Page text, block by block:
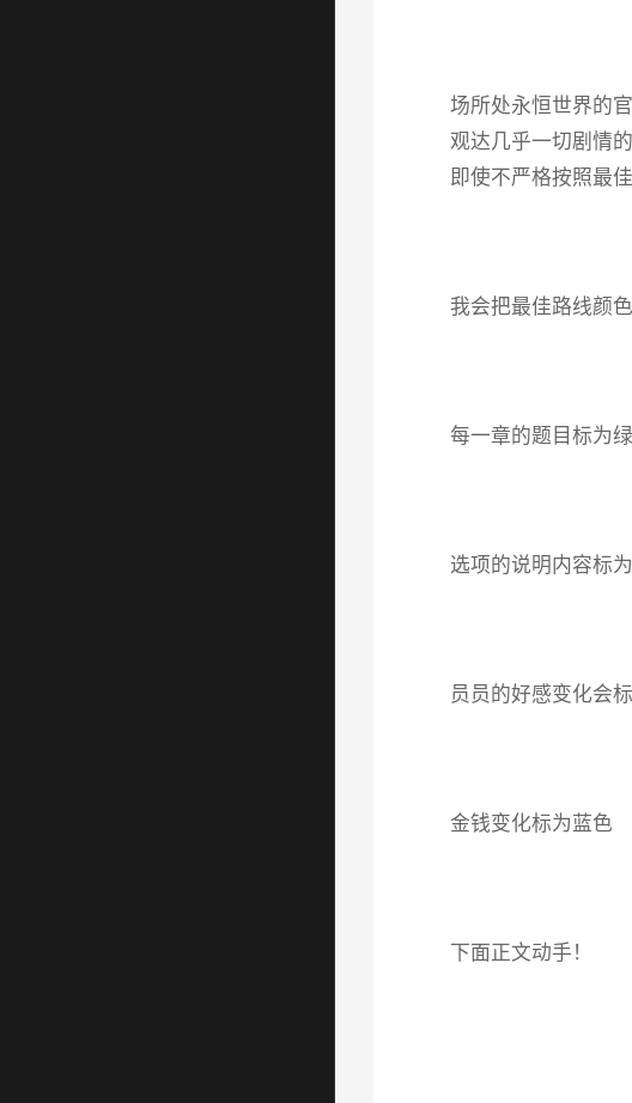
场所处永恒世界的
观达几乎一切剧情
即使不严格按照最
我会把最佳路线颜
每一章的题目标为
选项的说明内容标
员员的好感变化会
金钱变化标为蓝色
下面正文动手！